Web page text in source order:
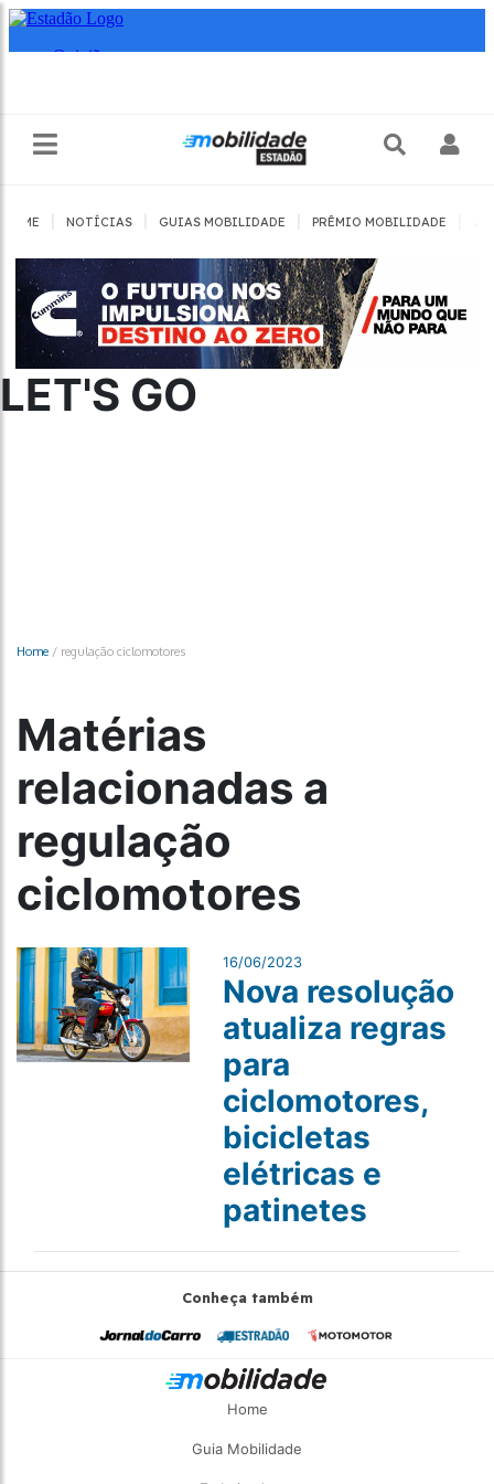
HOME NOTÍCIAS GUIAS MOBILIDADE PRÊMIO MOBILIDADE
LET'S GO
Home / regulação ciclomotores
Matérias
relacionadas a
regulação
ciclomotores
16/06/2023
Nova resolução
atualiza regras
para
ciclomotores,
bicicletas
elétricas e
patinetes
Conheça também
Home
Guia Mobilidade